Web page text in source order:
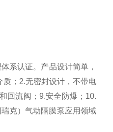
系认证。产品设计简单，
；2.无密封设计，不带电
回流阀；9.安全防爆；10.
克）气动隔膜泵应用领域